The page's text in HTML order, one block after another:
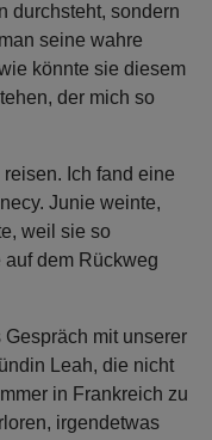
durchsteht, sondern
seine wahre
könnte sie diesem
der mich so
Ich fand eine
Junie weinte,
weil sie so
dem Rückweg
Gespräch mit unserer
Leah, die nicht
in Frankreich zu
irgendetwas